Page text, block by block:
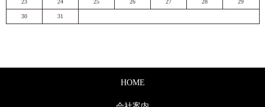
23 24 25 26 27 28 29
30 31
HOME